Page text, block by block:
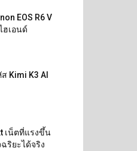
EOS R6 V
ฮเอนด์
Kimi K3 AI
เน็ตที่แรงขึ้น
ริยะได้จริง